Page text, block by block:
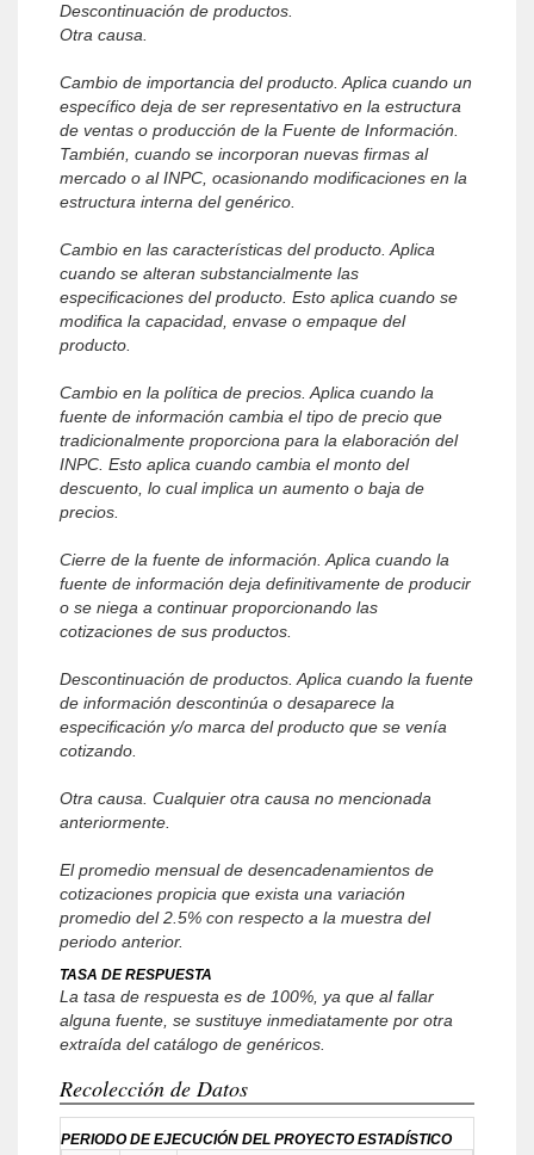
Descontinuación de productos.
Otra causa.
Cambio de importancia del producto. Aplica cuando un
específico deja de ser representativo en la estructura
de ventas o producción de la Fuente de Información.
También, cuando se incorporan nuevas firmas al
mercado o al INPC, ocasionando modificaciones en la
estructura interna del genérico.
Cambio en las características del producto. Aplica
cuando se alteran substancialmente las
especificaciones del producto. Esto aplica cuando se
modifica la capacidad, envase o empaque del
producto.
Cambio en la política de precios. Aplica cuando la
fuente de información cambia el tipo de precio que
tradicionalmente proporciona para la elaboración del
INPC. Esto aplica cuando cambia el monto del
descuento, lo cual implica un aumento o baja de
precios.
Cierre de la fuente de información. Aplica cuando la
fuente de información deja definitivamente de producir
o se niega a continuar proporcionando las
cotizaciones de sus productos.
Descontinuación de productos. Aplica cuando la fuente
de información descontinúa o desaparece la
especificación y/o marca del producto que se venía
cotizando.
Otra causa. Cualquier otra causa no mencionada
anteriormente.
El promedio mensual de desencadenamientos de
cotizaciones propicia que exista una variación
promedio del 2.5% con respecto a la muestra del
periodo anterior.
TASA DE RESPUESTA
La tasa de respuesta es de 100%, ya que al fallar
alguna fuente, se sustituye inmediatamente por otra
extraída del catálogo de genéricos.
Recolección de Datos
PERIODO DE EJECUCIÓN DEL PROYECTO ESTADÍSTICO